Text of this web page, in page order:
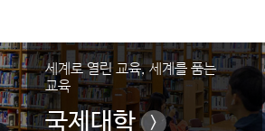
세계로 열린 교육, 세계를 품는
교육
국제대학
전문적 지식과 소양을 갖춘
경영대학